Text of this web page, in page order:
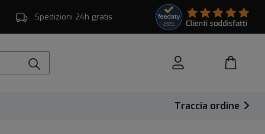
Spedizioni 24h gratis
Traccia ordine